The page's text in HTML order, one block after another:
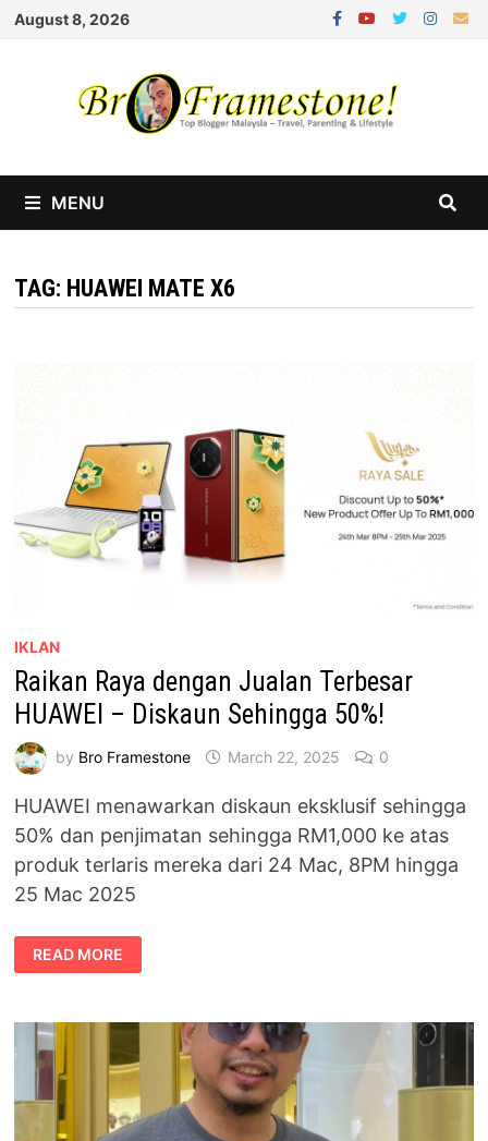
Skip
August 8, 2026
MENU
TAG: HUAWEI MATE X6
IKLAN
Raikan Raya dengan Jualan Terbesar
HUAWEI – Diskaun Sehingga 50%!
by Bro Framestone March 22, 2025 0
HUAWEI menawarkan diskaun eksklusif sehingga
50% dan penjimatan sehingga RM1,000 ke atas
produk terlaris mereka dari 24 Mac, 8PM hingga
25 Mac 2025
RAIKAN
RAYA
DENGAN
HUAWEI
–
DISKAUN
SEHINGGA
50%!
READ MORE